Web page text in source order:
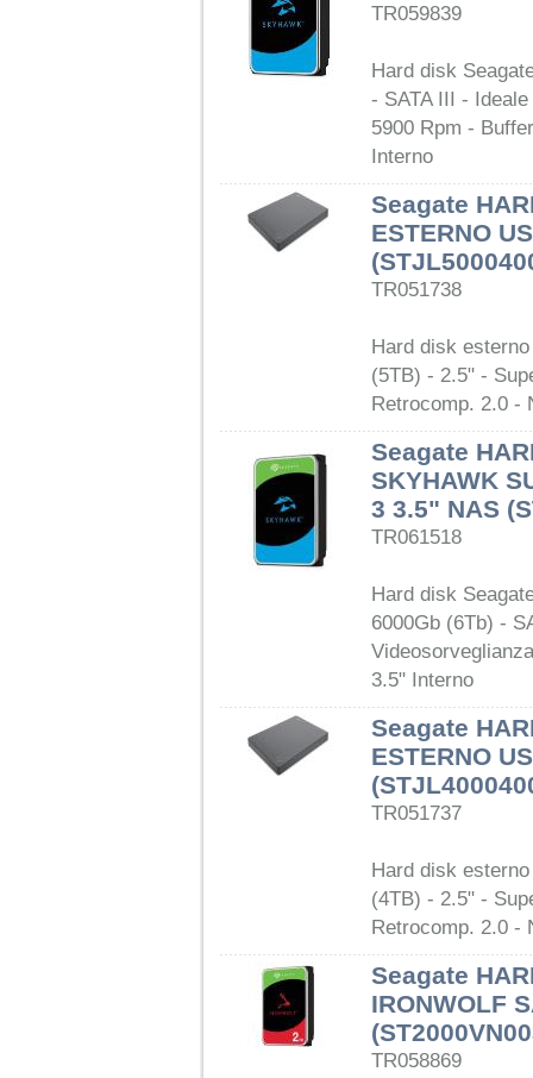
TR059839
Hard disk
- SATA III -
5900 Rpm -
Interno
Seagate
ESTERNO
TR051738
Hard disk
(5TB) - 2.5" -
Retrocomp. 2.0 -
Seagate
SKYHAWK
3 3.5" NAS
TR061518
Hard disk
6000Gb (6Tb) -
3.5" Interno
Seagate
ESTERNO
TR051737
Hard disk
(4TB) - 2.5" -
Retrocomp. 2.0 -
Seagate
IRONWOLF
TR058869